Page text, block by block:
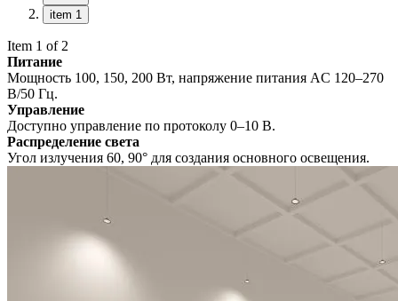
item 1
Item 1 of 2
Питание
Мощность 100, 150, 200 Вт, напряжение питания AC 120–270
В/50 Гц.
Управление
Доступно управление по протоколу 0–10 В.
Распределение света
Угол излучения 60, 90° для создания основного освещения.